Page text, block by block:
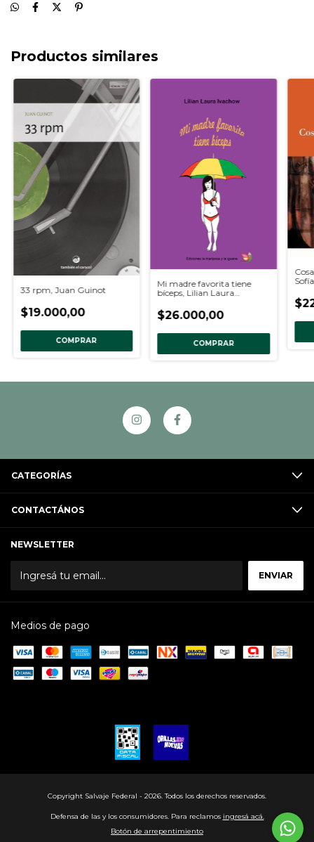
Productos similares
33 rpm, Juan Guinot
$19.000,00
COMPRAR
Mi madre favorita tiene
bíceps, Lilian Laura
$26.000,00
COMPRAR
CATEGORÍAS
CONTACTÁNOS
NEWSLETTER
Medios de pago
Copyright Salvaje Federal - 2026. Todos los derechos reservados.
Defensa de las y los consumidores. Para reclamos ingresá acá.
Botón de arrepentimiento